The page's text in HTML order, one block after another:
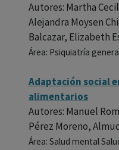
Autores: Martha
Alejandra Moysen
Balcazar, Elizabeth
Área: Psiquiatría
Adaptación social
alimentarios
Autores: Manuel
Pérez Moreno,
Área: Salud mental